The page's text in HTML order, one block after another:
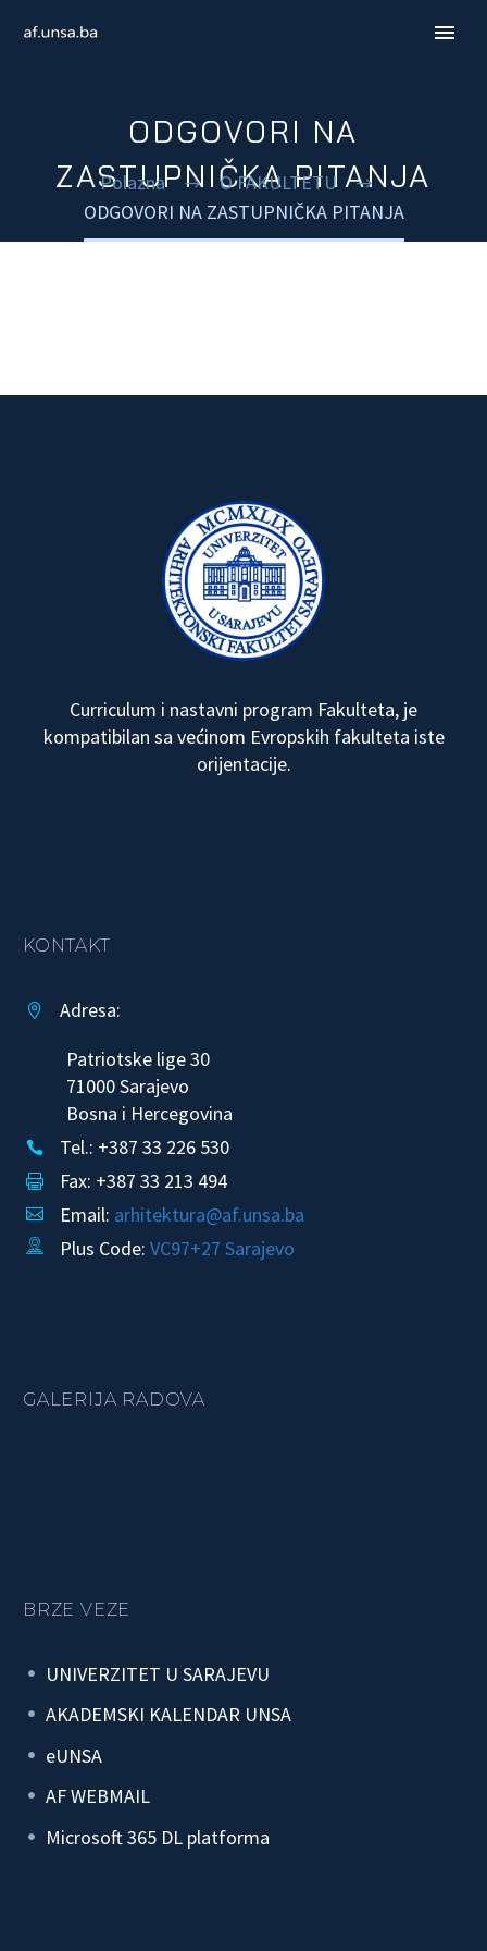
ODGOVORI NA
ZASTUPNIČKA PITANJA
Polazna
O FAKULTETU
ODGOVORI NA ZASTUPNIČKA PITANJA
Curriculum i nastavni program Fakulteta, je
kompatibilan sa većinom Evropskih fakulteta iste
orijentacije.
KONTAKT


Adresa:
Patriotske lige 30
71000 Sarajevo
Bosna i Hercegovina

 Tel.: +387 33 226 530

 Fax: +387 33 213 494

 Email: arhitektura@af.unsa.ba

 Plus Code: VC97+27 Sarajevo
GALERIJA RADOVA
BRZE VEZE
UNIVERZITET U SARAJEVU
AKADEMSKI KALENDAR UNSA
eUNSA
AF WEBMAIL
Microsoft 365 DL platforma